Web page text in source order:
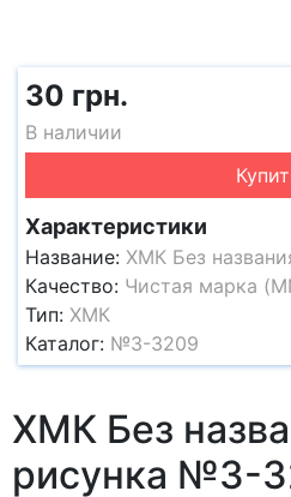
30 грн.
В наличии
Характеристики
Название: ХМК Без
Качество: Чистая марка
Тип: ХМК
Каталог: №3-3209
ХМК Без
рисунка №3-